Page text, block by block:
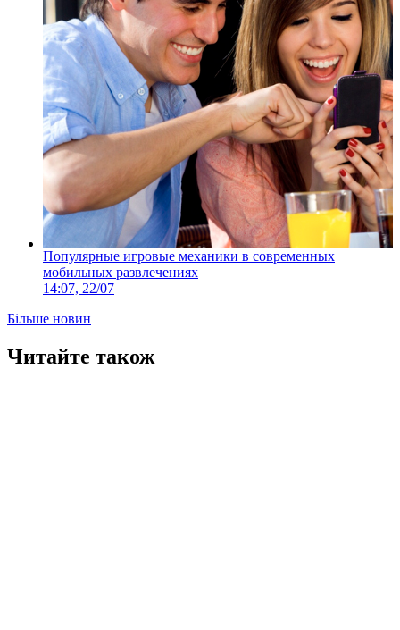
Популярные игровые механики в современных
мобильных развлечениях
14:07, 22/07
Більше новин
Читайте також